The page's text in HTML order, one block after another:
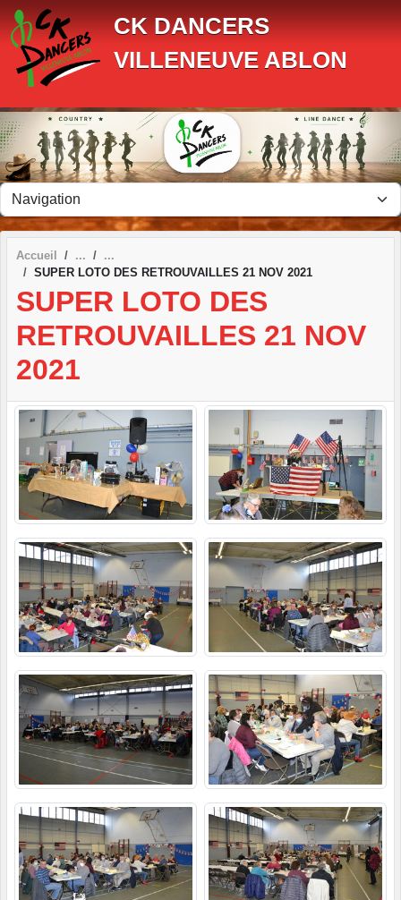
CK DANCERS
VILLENEUVE ABLON
Accueil
SUPER LOTO DES RETROUVAILLES 21 NOV 2021
SUPER LOTO DES
RETROUVAILLES 21 NOV
2021
Panneau de gestion des cookies